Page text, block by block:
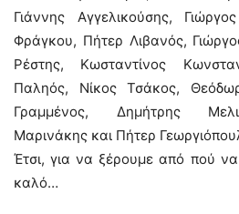
Γιάννης Αγγελικούσης,
Φράγκου, Πήτερ Λιβανός,
Ρέστης, Κωσταντίνος
Παληός, Νίκος Τσάκος,
Γραμμένος, Δημήτρης
Μαρινάκης και Πήτερ
Έτσι, για να ξέρουμε από πού
καλό…